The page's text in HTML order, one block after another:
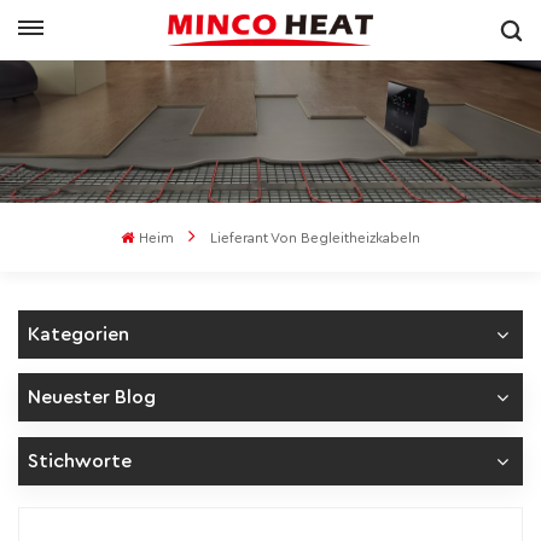
Heim Lieferant Von Begleitheizkabeln
Kategorien
Neuester Blog
Stichworte